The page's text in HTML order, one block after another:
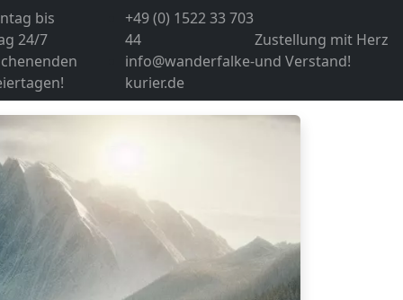
bis
24/7
+49 (0) 1522 33 703
44
info@wanderfalke-
kurier.de
Zustellung mit Herz
und Verstand!